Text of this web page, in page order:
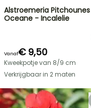
Alstroemeria Pitchounes
Oceane - Incalelie
Vanaf€ 9,50
Kweekpotje van 8/9 cm
Verkrijgbaar in 2 maten